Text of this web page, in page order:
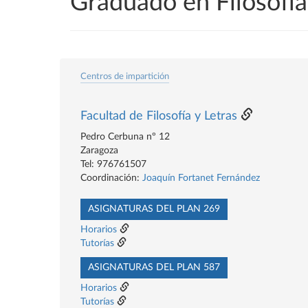
Centros de impartición
Facultad de Filosofía y Letras
Pedro Cerbuna nº 12
Zaragoza
Tel: 976761507
Coordinación: Joaquín Fortanet Fernández
ASIGNATURAS DEL PLAN 269
Horarios
Tutorías
ASIGNATURAS DEL PLAN 587
Horarios
Tutorías